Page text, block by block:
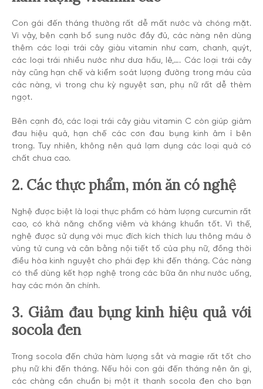
Con gái đến tháng thường rất dễ mất nước và chóng mặt.
Vì vậy, bên cạnh bổ sung nước đầy đủ, các nàng nên dùng
thêm các loại trái cây giàu vitamin như cam, chanh, quýt,
các loại trái nhiều nước như dưa hấu, lê,…. Các loại trái cây
này cũng hạn chế và kiểm soát lượng đường trong máu của
các nàng, vì trong chu kỳ nguyệt san, phụ nữ rất dễ thèm
ngọt.
Bên cạnh đó, các loại trái cây giàu vitamin C còn giúp giảm
đau hiệu quả, hạn chế các cơn đau bụng kinh âm ỉ bên
trong. Tuy nhiên, không nên quá lạm dụng các loại quả có
chất chua cao.
2. Các thực phẩm, món ăn có nghệ
Nghệ được biệt là loại thực phẩm có hàm lượng curcumin rất
cao, có khả năng chống viêm và kháng khuẩn tốt. Vì thế,
nghệ được sử dụng với mục đích kích thích lưu thông máu ở
vùng tử cung và cân bằng nội tiết tố của phụ nữ, đồng thời
điều hòa kinh nguyệt cho phái đẹp khi đến tháng. Các nàng
có thể dùng kết hợp nghệ trong các bữa ăn như nước uống,
hay các món ăn chính.
3. Giảm đau bụng kinh hiệu quả với
socola đen
Trong socola đến chứa hàm lượng sắt và magie rất tốt cho
phụ nữ khi đến tháng. Nếu hỏi con gái đến tháng nên ăn gì,
các chàng cần chuẩn bị một ít thanh socola đen cho bạn